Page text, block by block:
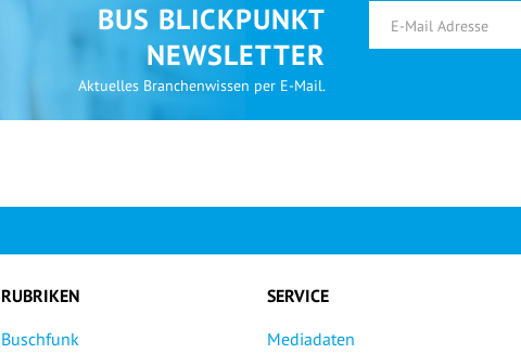
BUS BLICKPUNKT
NEWSLETTER
Aktuelles Branchenwissen per E-Mail.
RUBRIKEN
Buschfunk
SERVICE
Mediadaten